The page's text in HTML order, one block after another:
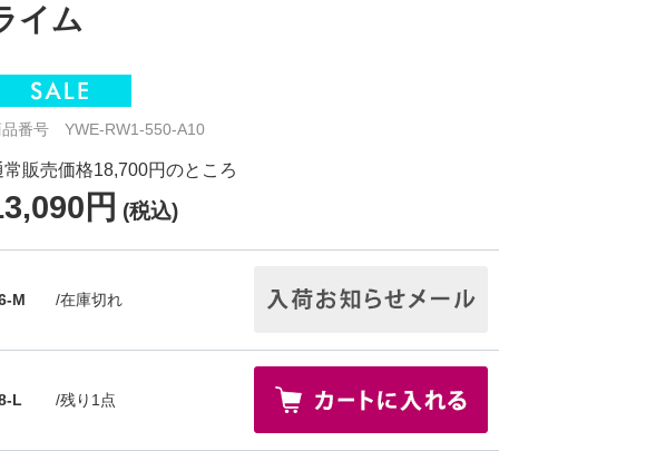
イム
品番号 YWE-RW1-550-A10
常販売価格18,700円のところ
円 (税込)
M /在庫切れ
L /残り1点